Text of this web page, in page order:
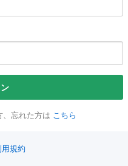
、忘れた方は こちら
用規約